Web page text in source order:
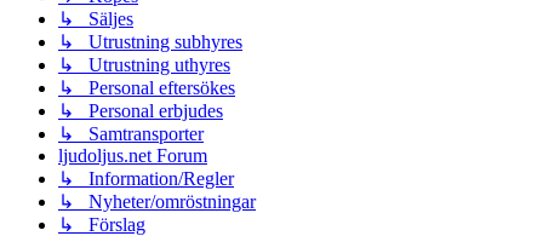
↳ Säljes
↳ Utrustning subhyres
↳ Utrustning uthyres
↳ Personal eftersökes
↳ Personal erbjudes
↳ Samtransporter
ljudoljus.net Forum
↳ Information/Regler
↳ Nyheter/omröstningar
↳ Förslag